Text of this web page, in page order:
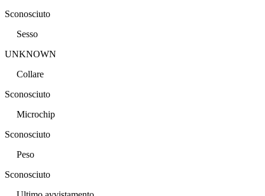
Sconosciuto
Sesso
UNKNOWN
Collare
Sconosciuto
Microchip
Sconosciuto
Peso
Sconosciuto